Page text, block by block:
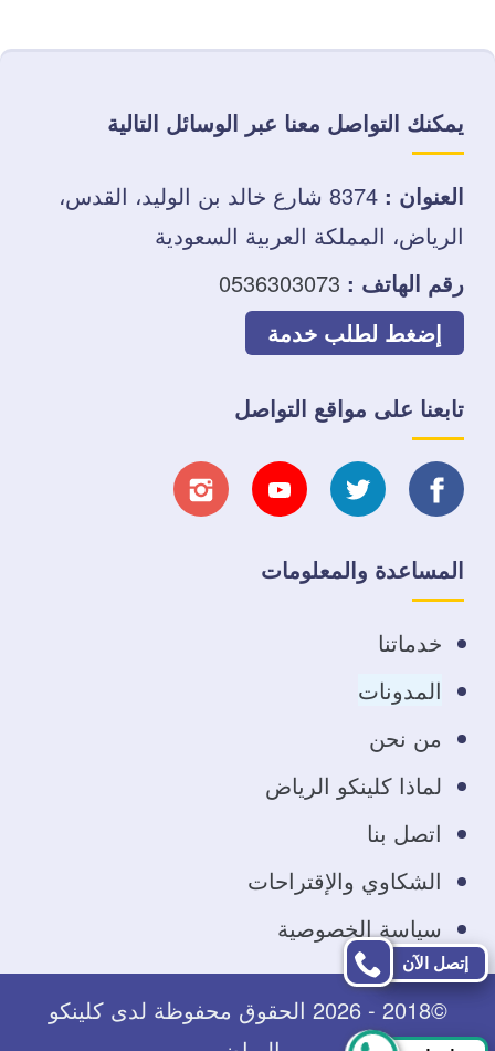
يمكنك التواصل معنا عبر الوسائل التالية
العنوان :
8374 شارع خالد بن الوليد، القدس،
الرياض، المملكة العربية السعودية
رقم الهاتف : 0536303073
إضغط لطلب خدمة
تابعنا على مواقع التواصل
تابعنا
على
فيسبوك
تابعنا
على
تابعنا تابعنا
المساعدة والمعلومات
خدماتنا
المدونات
من نحن
لماذا كلينكو الرياض
اتصل بنا
الشكاوي والإقتراحات
سياسة الخصوصية
©2018 - 2026 الحقوق محفوظة لدى كلينكو
إتصل الآن